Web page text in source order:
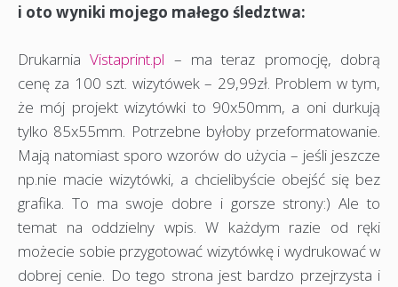
i oto wyniki mojego małego śledztwa:
DrukarniaVistaprint.pl – ma teraz promocję, dobrą
cenę za 100 szt. wizytówek – 29,99zł. Problem w tym,
że mój projekt wizytówki to 90x50mm, a oni durkują
tylko 85x55mm. Potrzebne byłoby przeformatowanie.
Mają natomiast sporo wzorów do użycia – jeśli jeszcze
np.nie macie wizytówki, a chcielibyście obejść się bez
grafika. To ma swoje dobre i gorsze strony:) Ale to
temat na oddzielny wpis. W każdym razie od ręki
możecie sobie przygotować wizytówkę i wydrukować w
dobrej cenie. Do tego strona jest bardzo przejrzysta i